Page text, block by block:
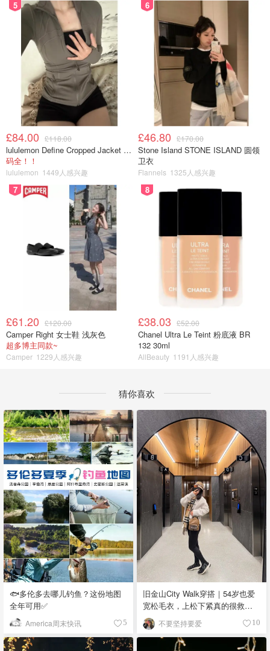
5
£84.00 £118.00
lululemon Define Cropped Jacket Nulu 短款夹克
码全！！
lululemon 1449人感兴趣
6
£46.80 £170.00
Stone Island STONE ISLAND 圆领
卫衣
Flannels 1325人感兴趣
7
£61.20 £120.00
Camper Right 女士鞋 浅灰色
超多博主同款~
Camper 1229人感兴趣
8
£38.03 £52.00
Chanel Ultra Le Teint 粉底液 BR
132 30ml
AllBeauty 1191人感兴趣
猜你喜欢
🐟多伦多去哪儿钓鱼？这份地图
全年可用✅
America周末快讯 5
旧金山City Walk穿搭｜54岁也爱
宽松毛衣，上松下紧真的很救比
例
不要坚持要爱 10